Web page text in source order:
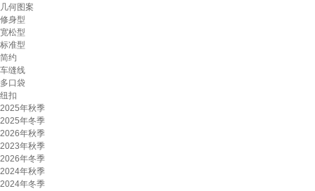
几何图案
修身型
宽松型
标准型
简约
车缝线
多口袋
纽扣
2025年秋季
2025年冬季
2026年秋季
2023年秋季
2026年冬季
2024年秋季
2024年冬季